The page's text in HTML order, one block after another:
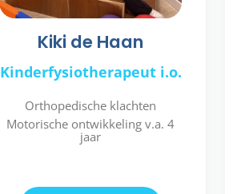
Kiki de Haan
Kinderfysiotherapeut i.o.
Orthopedische klachten
Motorische ontwikkeling v.a. 4
jaar